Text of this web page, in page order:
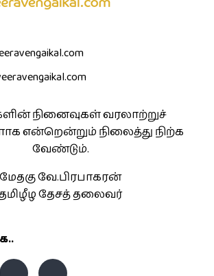
நினைவுகள் வரலாற்றுச்
என்றென்றும் நிலைத்து நிற்க
வேண்டும்.
மேதகு வே.பிரபாகரன்
தேசத் தலைவர்